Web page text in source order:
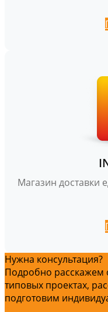
Магазин доставки
Нужна консультация?
Подробно расскажем
типовых проектах,
подготовим